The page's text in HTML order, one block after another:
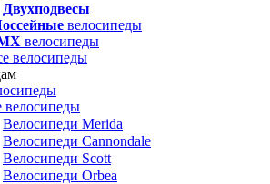
Двухподвесы
велосипеды
велосипеды
велосипеды
велосипеды
Велосипеди Merida
Велосипеди Cannondale
Велосипеди Scott
Велосипеди Orbea